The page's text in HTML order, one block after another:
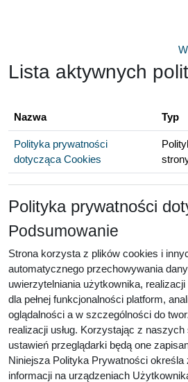
Lista aktywnych
Nazwa Typ
Polityka prywatności
dotycząca Cookies
Polityka prywatności
Podsumowanie
Strona korzysta z plików cookies i
automatycznego przechowywania
uwierzytelniania użytkownika,
dla pełnej funkcjonalności platform,
oglądalności a w szczególności do
realizacji usług. Korzystając z
ustawień przeglądarki będą one
Niniejsza Polityka Prywatności określa
informacji na urządzeniach